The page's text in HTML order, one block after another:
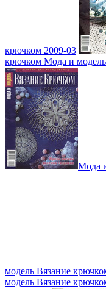
крючком 2009-03
крючком Мода и
Мода
модель Вязание
модель Вязание